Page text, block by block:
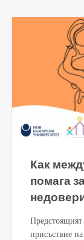
Как
помага
присъствие